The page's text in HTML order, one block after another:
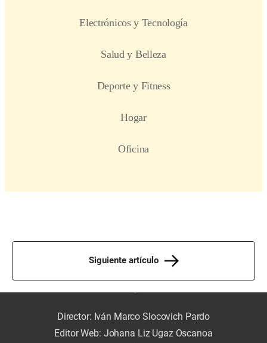
Siguiente artículo
Director: Iván Marco Slocovich Pardo
Editor Web: Johana Liz Ugaz Oscanoa